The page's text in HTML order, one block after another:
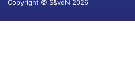
Copyright © S&vdN 2026